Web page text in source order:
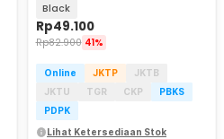
Black
Rp49.100
Rp82.900 41%
Online JKTP
JKTB
JKTU
TGR CKP
PBKS
PDPK
Lihat Ketersediaan Stok